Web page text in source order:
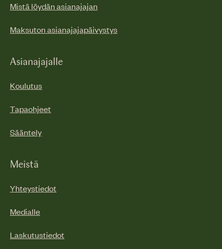
Mistä löydän asianajajan
Maksuton asianajajapäivystys
Asianajajalle
Koulutus
Tapaohjeet
Sääntely
Meistä
Yhteystiedot
Medialle
Laskutustiedot